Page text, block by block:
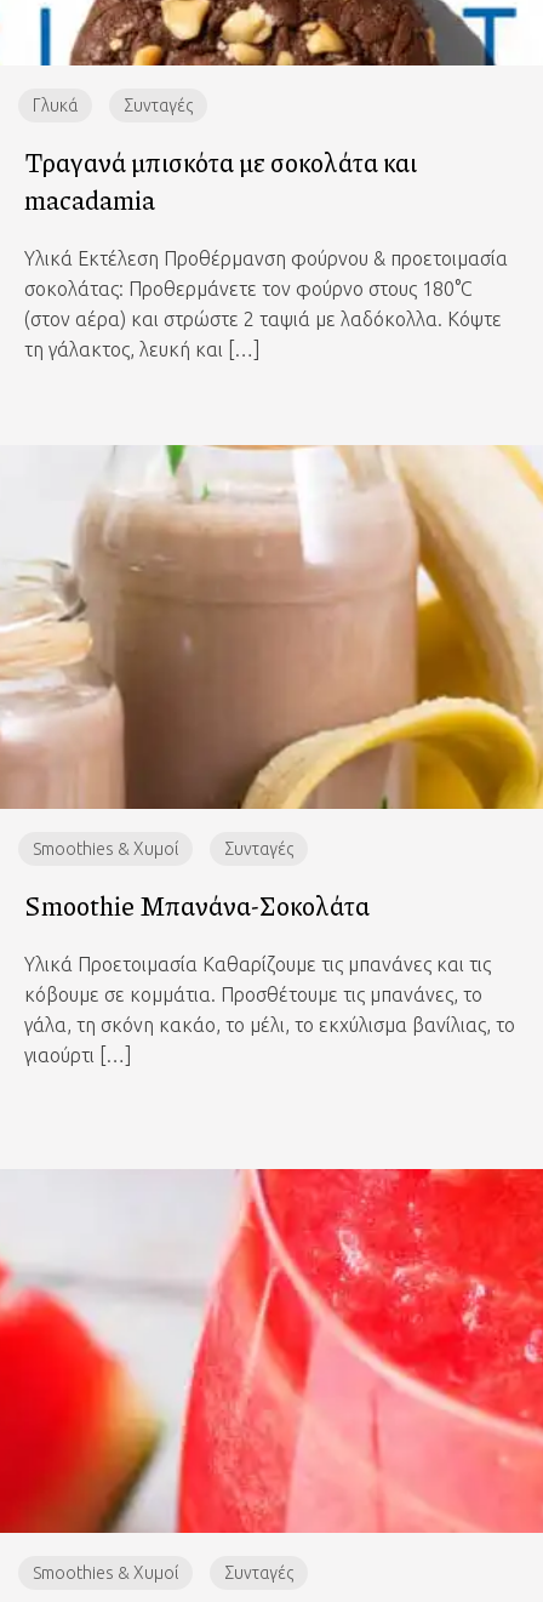
Γλυκά Συνταγές
Τραγανά μπισκότα με σοκολάτα και
macadamia
Υλικά Εκτέλεση Προθέρμανση φούρνου & προετοιμασία
σοκολάτας: Προθερμάνετε τον φούρνο στους 180°C
(στον αέρα) και στρώστε 2 ταψιά με λαδόκολλα. Κόψτε
τη γάλακτος, λευκή και […]
Smoothies & Χυμοί Συνταγές
Smoothie Μπανάνα-Σοκολάτα
Υλικά Προετοιμασία Καθαρίζουμε τις μπανάνες και τις
κόβουμε σε κομμάτια. Προσθέτουμε τις μπανάνες, το
γάλα, τη σκόνη κακάο, το μέλι, το εκχύλισμα βανίλιας, το
γιαούρτι […]
Smoothies & Χυμοί Συνταγές